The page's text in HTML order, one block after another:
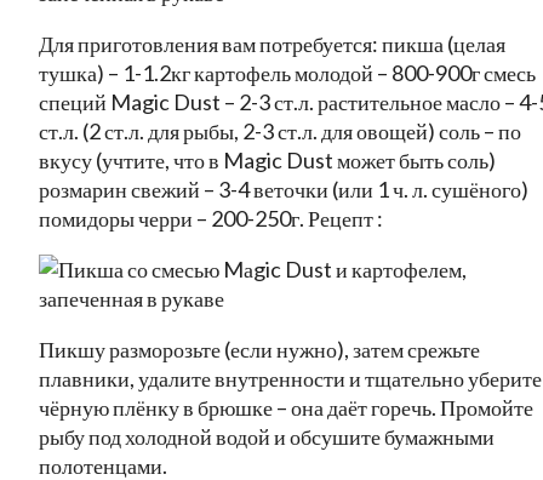
Для приготовления вам потребуется: пикша (целая
тушка) – 1-1.2кг картофель молодой – 800-900г смесь
специй Magic Dust – 2-3 ст.л. растительное масло –
ст.л. (2 ст.л. для рыбы, 2-3 ст.л. для овощей) соль – по
вкусу (учтите, что в Magic Dust может быть соль)
розмарин свежий – 3-4 веточки (или 1 ч. л. сушёного)
помидоры черри – 200-250г. Рецепт :
Пикшу разморозьте (если нужно), затем срежьте
плавники, удалите внутренности и тщательно уберите
чёрную плёнку в брюшке – она даёт горечь. Промойте
рыбу под холодной водой и обсушите бумажными
полотенцами.